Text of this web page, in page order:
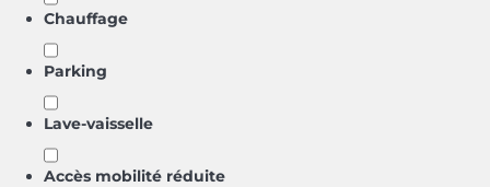
Chauffage
Parking
Lave-vaisselle
Accès mobilité réduite